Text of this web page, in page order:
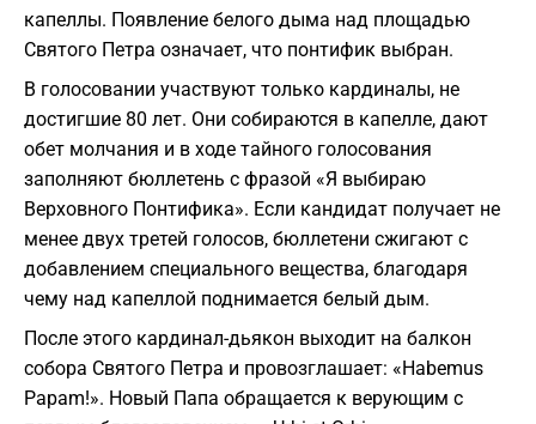
капеллы. Появление белого дыма над площадью
Святого Петра означает, что понтифик выбран.
В голосовании участвуют только кардиналы, не
достигшие 80 лет. Они собираются в капелле, дают
обет молчания и в ходе тайного голосования
заполняют бюллетень с фразой «Я выбираю
Верховного Понтифика». Если кандидат получает не
менее двух третей голосов, бюллетени сжигают с
добавлением специального вещества, благодаря
чему над капеллой поднимается белый дым.
После этого кардинал-дьякон выходит на балкон
собора Святого Петра и провозглашает: «Habemus
Papam!». Новый Папа обращается к верующим с